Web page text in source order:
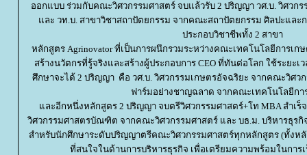
ออกแบบ ร่วมกับคณะวิศวกรรมศาสตร์ จบแล้วรับ 2 ปริญญา วศ.บ. วิศวก
ละ วท.บ. สาขาวิชาสถาปัตยกรรม จากคณะสถาปัตยกรรม ศิลปะและ
ประกอบวิชาชีพทั้ง 2 สาขา
หลักสูตร Agrinovator ที่เป็นการผนึกรวมระหว่างคณะเทคโนโลยีการเก
สร้างนวัตกรที่รู้จริงและสร้างผู้ประกอบการ CEO ที่ทันต่อโลก ใช้ระยะเว
ศึกษาจะได้ 2 ปริญญา คือ วศ.บ. วิศวกรรมเกษตรอัจฉริยะ จากคณะวิศว
ฟาร์มอย่างชาญฉลาด จากคณะเทคโนโลยีกา
ละอีกหนึ่งหลักสูตร 2 ปริญญา จบตรีวิศวกรรมศาสตร์+โท MBA สำเร็
วิศวกรรมศาสตรบัณฑิต จากคณะวิศวกรรมศาสตร์ และ บธ.ม. บริหารธุ
สำหรับนักศึกษาระดับปริญญาตรีคณะวิศวกรรมศาสตร์ทุกหลักสูตร (ทั้งห
ที่สนใจในด้านการบริหารธุรกิจ เพื่อเตรียมความพร้อมในการ